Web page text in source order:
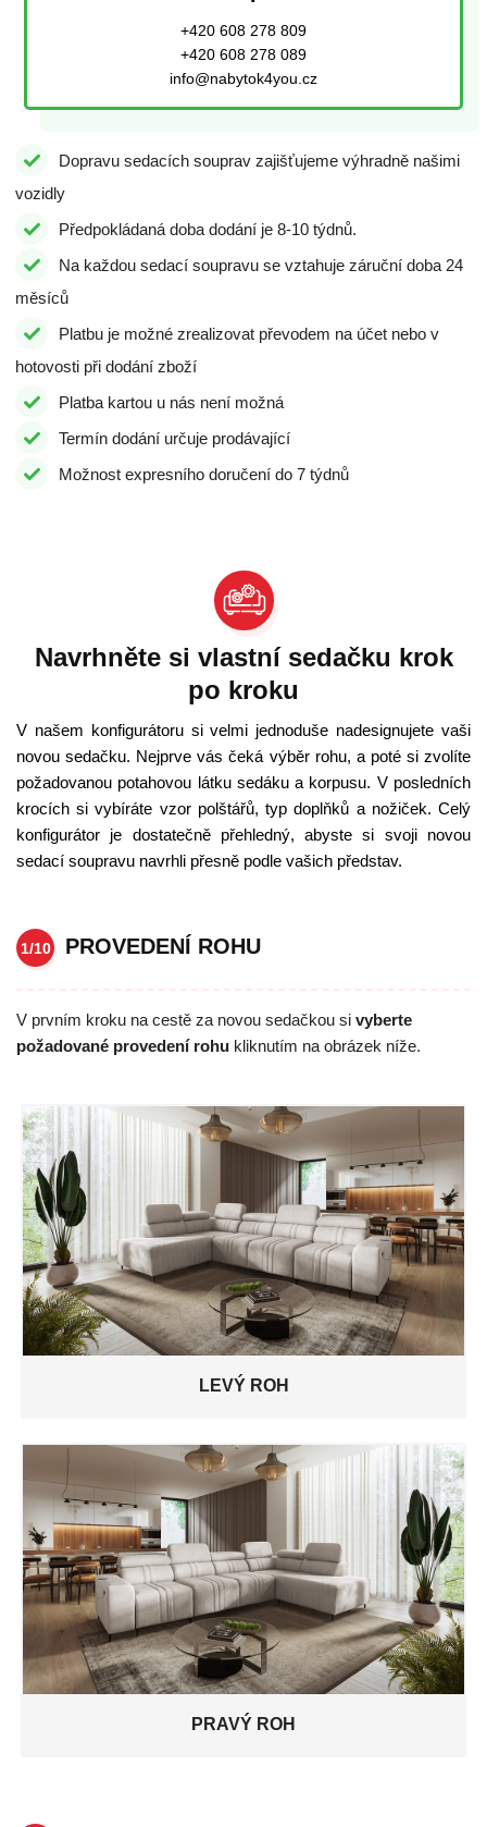
+420 608 278 809
+420 608 278 089
info@nabytok4you.cz
Dopravu sedacích souprav zajišťujeme výhradně našimi
vozidly
Předpokládaná doba dodání je 8-10 týdnů.
Na každou sedací soupravu se vztahuje záruční doba 24
měsíců
Platbu je možné zrealizovat převodem na účet nebo v
hotovosti při dodání zboží
Platba kartou u nás není možná
Termín dodání určuje prodávající
Možnost expresního doručení do 7 týdnů
Navrhněte si vlastní sedačku krok
po kroku
V našem konfigurátoru si velmi jednoduše nadesignujete vaši
novou sedačku. Nejprve vás čeká výběr rohu, a poté si zvolíte
požadovanou potahovou látku sedáku a korpusu. V posledních
krocích si vybíráte vzor polštářů, typ doplňků a nožiček. Celý
konfigurátor je dostatečně přehledný, abyste si svoji novou
sedací soupravu navrhli přesně podle vašich představ.
1/10 PROVEDENÍ ROHU
V prvním kroku na cestě za novou sedačkou si vyberte
požadované provedení rohu kliknutím na obrázek níže.
LEVÝ ROH
PRAVÝ ROH